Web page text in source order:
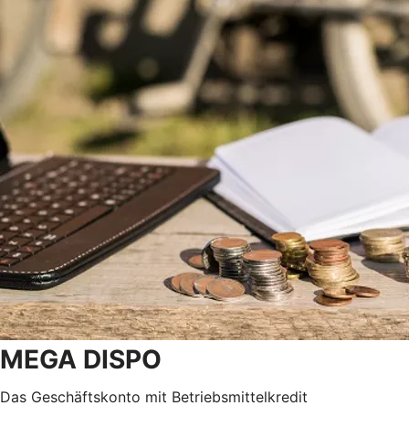
MEGA DISPO
Das Geschäftskonto mit Betriebsmittelkredit